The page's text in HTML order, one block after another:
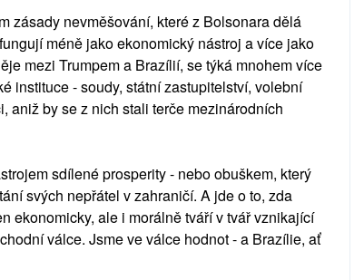
zásady nevměšování, které z Bolsonara dělá
méně jako ekonomický nástroj a více jako
mezi Trumpem a Brazílií, se týká mnohem více
instituce - soudy, státní zastupitelství, volební
aniž by se z nich stali terče mezinárodních
sdílené prosperity - nebo obuškem, který
svých nepřátel v zahraničí. A jde o to, zda
ekonomicky, ale i morálně tváří v tvář vznikající
válce. Jsme ve válce hodnot - a Brazílie, ať